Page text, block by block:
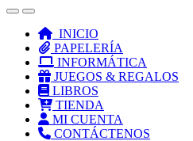
INICIO
PAPELERÍA
INFORMÁTICA
JUEGOS & REGALOS
LIBROS
TIENDA
MI CUENTA
CONTÁCTENOS